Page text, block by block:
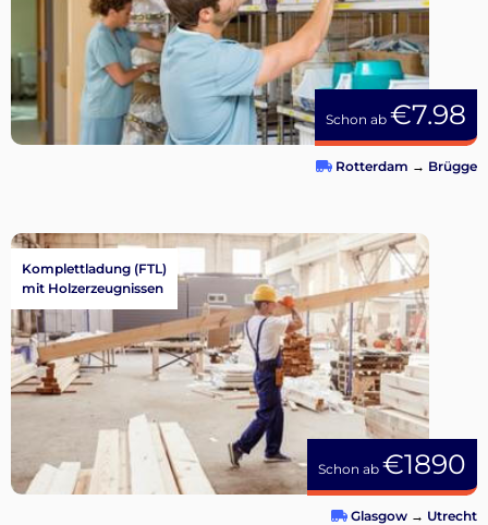
Schon ab €7.98
Rotterdam → Brügge
Schon ab €1890
Komplettladung (FTL)
mit Holzerzeugnissen
Glasgow → Utrecht